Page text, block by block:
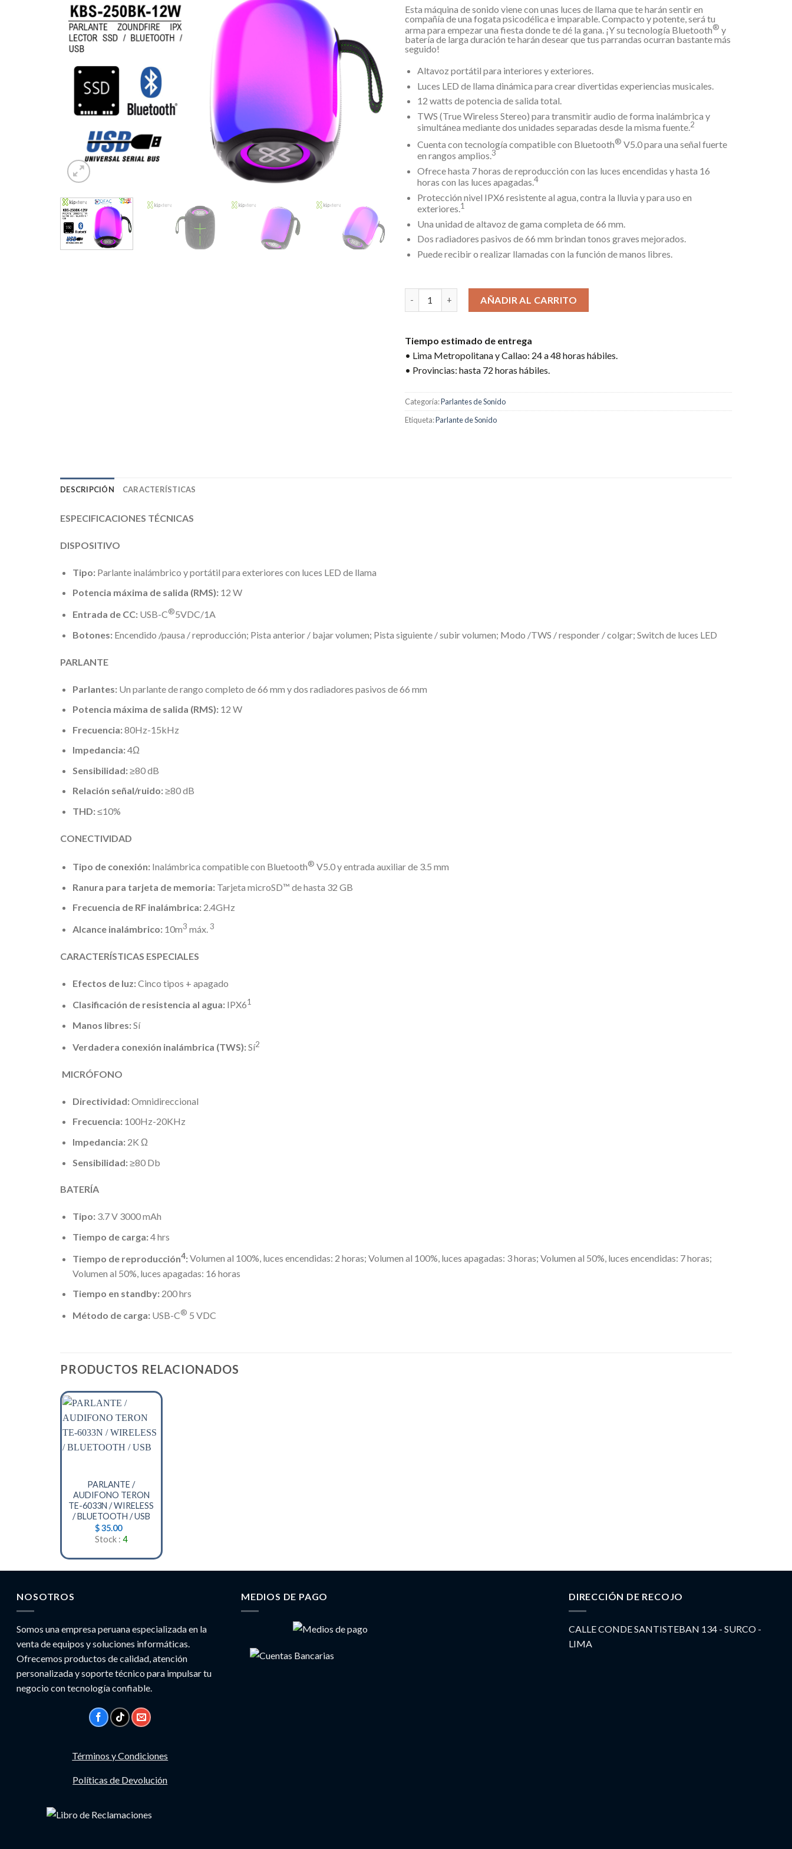
Esta máquina de sonido viene con unas luces de llama que te harán sentir en
compañía de una fogata psicodélica e imparable. Compacto y potente, será tu
arma para empezar una fiesta donde te dé la gana. ¡Y su tecnología Bluetooth® y
batería de larga duración te harán desear que tus parrandas ocurran bastante más
seguido!
Altavoz portátil para interiores y exteriores.
Luces LED de llama dinámica para crear divertidas experiencias musicales.
12 watts de potencia de salida total.
TWS (True Wireless Stereo) para transmitir audio de forma inalámbrica y
simultánea mediante dos unidades separadas desde la misma fuente.2
Cuenta con tecnología compatible con Bluetooth® V5.0 para una señal fuerte
en rangos amplios.3
Ofrece hasta 7 horas de reproducción con las luces encendidas y hasta 16
horas con las luces apagadas.4
Protección nivel IPX6 resistente al agua, contra la lluvia y para uso en
exteriores.1
Una unidad de altavoz de gama completa de 66 mm.
Dos radiadores pasivos de 66 mm brindan tonos graves mejorados.
Puede recibir o realizar llamadas con la función de manos libres.
PARLANTE KLIP XTREME ZOUNDFIRE KBS-250BK (12W) IPX LECTOR SD / BLUETOOTH cantidad
AÑADIR AL CARRITO
Tiempo estimado de entrega
• Lima Metropolitana y Callao: 24 a 48 horas hábiles.
• Provincias: hasta 72 horas hábiles.
Categoría:Parlantes de Sonido
Etiqueta:Parlante de Sonido
DESCRIPCIÓN CARACTERÍSTICAS
ESPECIFICACIONES TÉCNICAS
DISPOSITIVO
Tipo: Parlante inalámbrico y portátil para exteriores con luces LED de llama
Potencia máxima de salida (RMS): 12 W
Entrada de CC: USB-C®5VDC/1A
Botones: Encendido /pausa / reproducción; Pista anterior / bajar volumen; Pista siguiente / subir volumen; Modo /TWS / responder / colgar; Switch de luces LED
PARLANTE
Parlantes: Un parlante de rango completo de 66 mm y dos radiadores pasivos de 66 mm
Potencia máxima de salida (RMS): 12 W
Frecuencia:80Hz-15kHz
Impedancia:4Ω
Sensibilidad:≥80 dB
Relación señal/ruido:≥80 dB
THD:≤10%
CONECTIVIDAD
Tipo de conexión: Inalámbrica compatible con Bluetooth® V5.0 y entrada auxiliar de 3.5 mm
Ranura para tarjeta de memoria: Tarjeta microSD™ de hasta 32 GB
Frecuencia de RF inalámbrica: 2.4GHz
Alcance inalámbrico: 10m3 máx.3
CARACTERÍSTICAS ESPECIALES
Efectos de luz:Cinco tipos + apagado
Clasificación de resistencia al agua: IPX61
Manos libres:Sí
Verdadera conexión inalámbrica (TWS):Sí2
MICRÓFONO
Directividad:Omnidireccional
Frecuencia: 100Hz-20KHz
Impedancia: 2K Ω
Sensibilidad:≥80 Db
BATERÍA
Tipo: 3.7 V 3000 mAh
Tiempo de carga:4 hrs
Tiempo de reproducción4:Volumen al 100%, luces encendidas: 2 horas; Volumen al 100%, luces apagadas: 3 horas; Volumen al 50%, luces encendidas: 7 horas;
Volumen al 50%, luces apagadas: 16 horas
Tiempo en standby: 200 hrs
Método de carga: USB-C® 5 VDC
PRODUCTOS RELACIONADOS
PARLANTE /
AUDIFONO TERON
TE-6033N / WIRELESS
/ BLUETOOTH / USB
$35.00
Stock :4
NOSOTROS
Somos una empresa peruana especializada en la
venta de equipos y soluciones informáticas.
Ofrecemos productos de calidad, atención
personalizada y soporte técnico para impulsar tu
negocio con tecnología confiable.
Términos y Condiciones
Políticas de Devolución
MEDIOS DE PAGO DIRECCIÓN DE RECOJO
CALLE CONDE SANTISTEBAN 134 - SURCO -
LIMA